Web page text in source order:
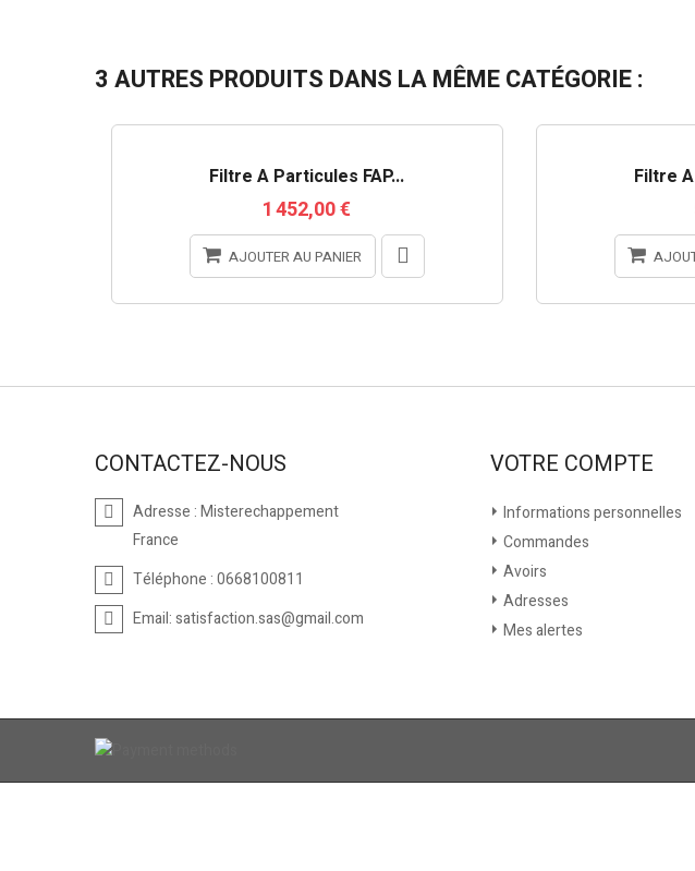
3 AUTRES PRODUITS DANS LA MÊME CATÉGORIE :
Filtre À Particules FAP...
1 452,00 €
AJOUTER AU PANIER
Filtre
CONTACTEZ-NOUS
Adresse :Misterechappement
France
Téléphone :0668100811
Email:satisfaction.sas@gmail.com
VOTRE COMPTE
Informations personnelles
Commandes
Avoirs
Adresses
Mes alertes